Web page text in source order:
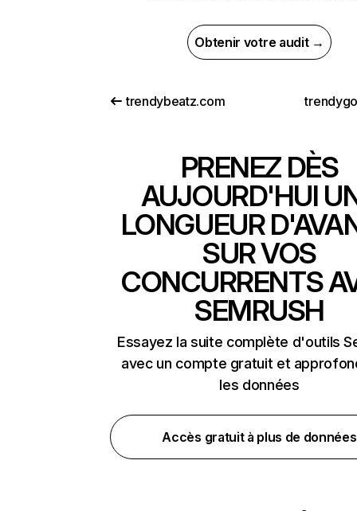
Obtenir votre audit →
trendybeatz.com
PRENEZ DÈS
AUJOURD'HUI
LONGUEUR
SUR VOS
CONCURRENTS
SEMRUSH
Essayez la suite complète d'outils
avec un compte gratuit et
les données
Accès gratuit à plus de données